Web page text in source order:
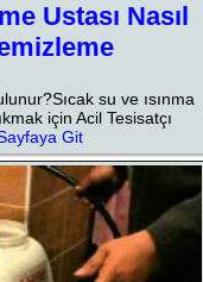
Ustası Nasıl
su ve ısınma
için Acil Tesisatçı
Git